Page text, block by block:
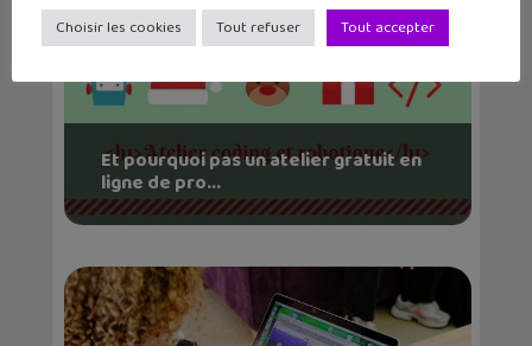
Et pourquoi pas un atelier gratuit en
ligne de pro...
Choisir les cookies Tout refuser Tout accepter